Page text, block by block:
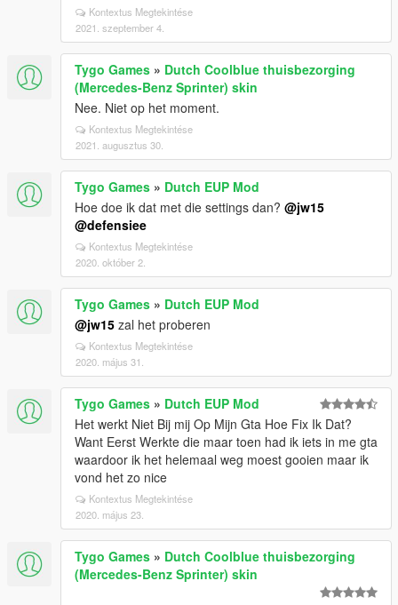
Kontextus Megtekintése
2021. szeptember 4.
Tygo Games » Dutch Coolblue thuisbezorging
(Mercedes-Benz Sprinter) skin
Nee. Niet op het moment.
Kontextus Megtekintése
2021. augusztus 30.
Tygo Games » Dutch EUP Mod
Hoe doe ik dat met die settings dan? @jw15
@defensiee
Kontextus Megtekintése
2020. október 2.
Tygo Games » Dutch EUP Mod
@jw15 zal het proberen
Kontextus Megtekintése
2020. május 31.
Tygo Games » Dutch EUP Mod
Het werkt Niet Bij mij Op Mijn Gta Hoe Fix Ik Dat?
Want Eerst Werkte die maar toen had ik iets in me gta
waardoor ik het helemaal weg moest gooien maar ik
vond het zo nice
Kontextus Megtekintése
2020. május 23.
Tygo Games » Dutch Coolblue thuisbezorging
(Mercedes-Benz Sprinter) skin